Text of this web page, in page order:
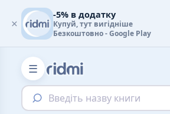
☰
Введіть назву книги
×
-5% в додатку
Купуй, тут вигідніше
Безкоштовно - Google Play